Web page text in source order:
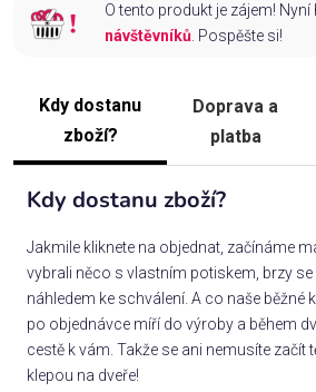
O tento produkt je zájem!
návštěvníků. Pospěšte si!
Kdy dostanu
zboží?
Doprava a
platba
Kdy dostanu zboží?
Jakmile kliknete na objednat, začínáme
vybrali něco s vlastním potiskem, brzy
náhledem ke schválení. A co naše běžné
po objednávce míří do výroby a během
cestě k vám. Takže se ani nemusíte začít
klepou na dveře!